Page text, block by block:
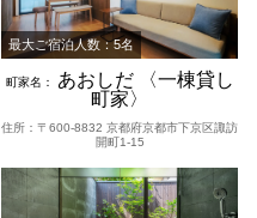
最大ご宿泊人数：5名
町家名：
あおしだ 〈一棟貸し
町家〉
住所：〒600-8832 京都府京都市下京区諏訪
開町1-15